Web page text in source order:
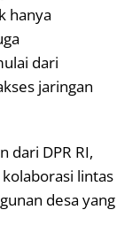
hanya
dari
jaringan
dari DPR RI,
lintas
desa yang